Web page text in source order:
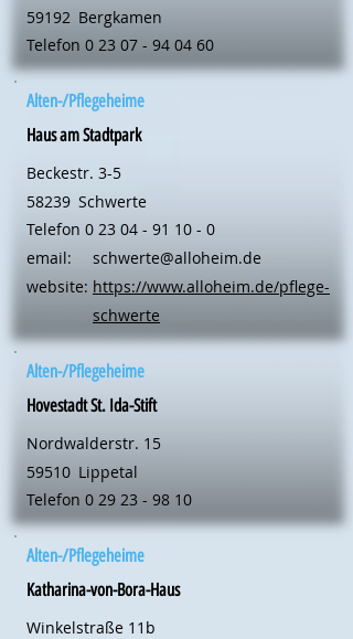
59192 Bergkamen
Telefon 0 23 07 - 94 04 60
Alten-/Pflegeheime
Haus am Stadtpark
Beckestr. 3-5
58239 Schwerte
Telefon 0 23 04 - 91 10 - 0
email:
website:
schwerte@alloheim.de
https://www.alloheim.de/pflege-
schwerte
Alten-/Pflegeheime
Hovestadt St. Ida-Stift
Nordwalderstr. 15
59510 Lippetal
Telefon 0 29 23 - 98 10
Alten-/Pflegeheime
Katharina-von-Bora-Haus
Winkelstraße 11b